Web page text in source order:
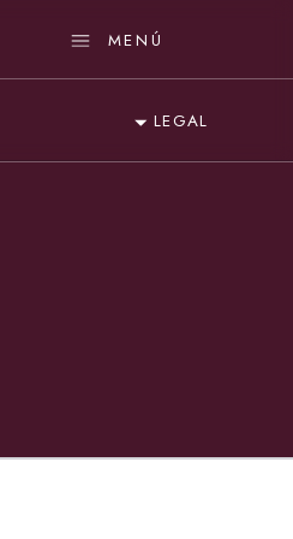
MENÚ
LEGAL